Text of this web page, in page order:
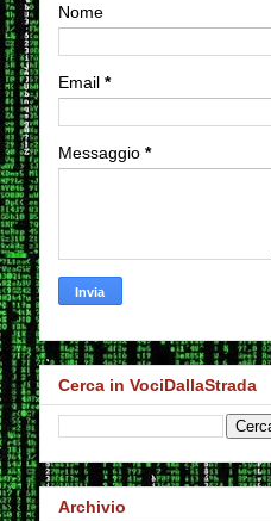
Nome
Email *
Messaggio *
Cerca in VociDallaStrada
Archivio